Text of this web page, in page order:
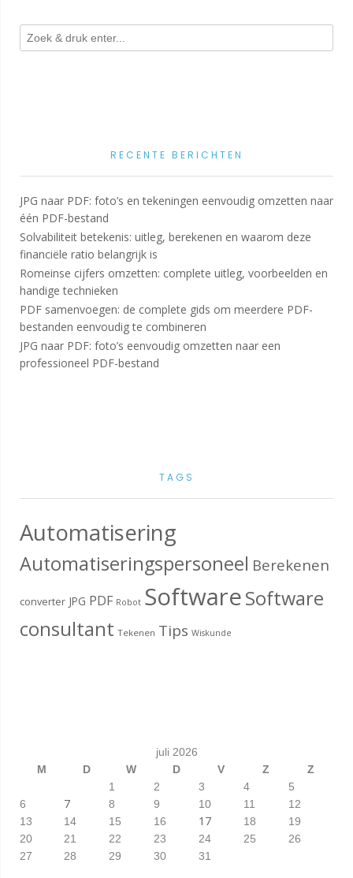
RECENTE BERICHTEN
JPG naar PDF: foto’s en tekeningen eenvoudig omzetten naar
één PDF-bestand
Solvabiliteit betekenis: uitleg, berekenen en waarom deze
financiële ratio belangrijk is
Romeinse cijfers omzetten: complete uitleg, voorbeelden en
handige technieken
PDF samenvoegen: de complete gids om meerdere PDF-
bestanden eenvoudig te combineren
JPG naar PDF: foto’s eenvoudig omzetten naar een
professioneel PDF-bestand
TAGS
Automatisering
Automatiseringspersoneel Berekenen
converter JPG PDF Robot SoftwareSoftware
consultant Tekenen Tips Wiskunde
juli 2026
M
D W D V Z
Z
1
2 3 4
5
6
7 8 9 10 11
12
13
14 15 16 17 18
19
20
21 22 23 24 25
26
27
28 29 30 31